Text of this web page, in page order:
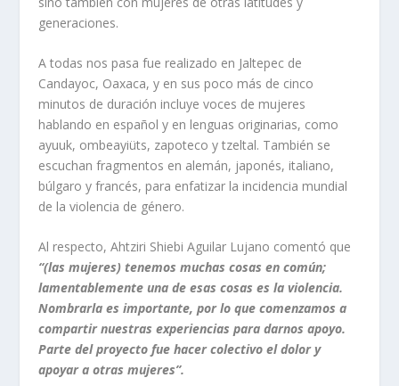
generaciones.
A todas nos pasa fue realizado en Jaltepec de
Candayoc, Oaxaca, y en sus poco más de cinco
minutos de duración incluye voces de mujeres
hablando en español y en lenguas originarias, como
ayuuk, ombeayiüts, zapoteco y tzeltal. También se
escuchan fragmentos en alemán, japonés, italiano,
búlgaro y francés, para enfatizar la incidencia mundial
de la violencia de género.
Al respecto, Ahtziri Shiebi Aguilar Lujano comentó que
“(las mujeres) tenemos muchas cosas en común;
lamentablemente una de esas cosas es la violencia.
Nombrarla es importante, por lo que comenzamos a
compartir nuestras experiencias para darnos apoyo.
Parte del proyecto fue hacer colectivo el dolor y
apoyar a otras mujeres”.